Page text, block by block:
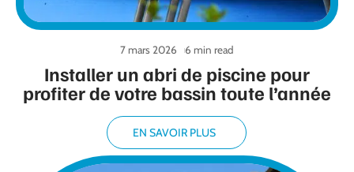
Installer un abri de piscine pour
profiter de votre bassin toute l’année
7 mars 2026 6 min read
EN SAVOIR PLUS